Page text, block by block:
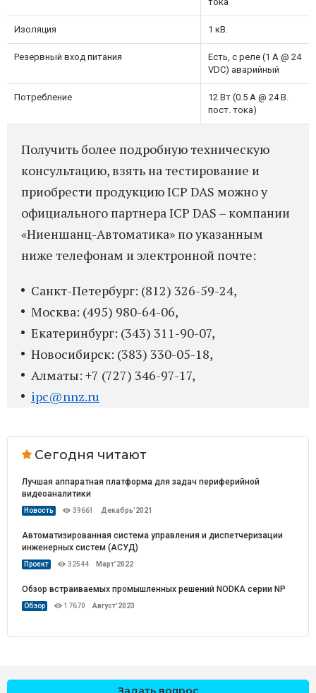
Изоляция 1 кВ.
Резервный вход питания
Есть, с реле (1 A @ 24
VDC) аварийный
Потребление
12 Вт (0.5 A @ 24 В.
пост. тока)
Получить более подробную техническую
консультацию, взять на тестирование и
приобрести продукцию ICP DAS можно у
официального партнера ICP DAS – компании
«Ниеншанц-Автоматика» по указанным
ниже телефонам и электронной почте:
Санкт-Петербург: (812) 326-59-24,
Москва: (495) 980-64-06,
Екатеринбург: (343) 311-90-07,
Новосибирск: (383) 330-05-18,
Алматы: +7 (727) 346-97-17,
ipc@nnz.ru
Сегодня читают
Лучшая аппаратная платформа для задач периферийной
видеоаналитики
Новость 39661 Декабрь’2021
Автоматизированная система управления и диспетчеризации
инженерных систем (АСУД)
Проект 32544 Март’2022
Обзор встраиваемых промышленных решений NODKA серии NP
Обзор 17670 Август’2023